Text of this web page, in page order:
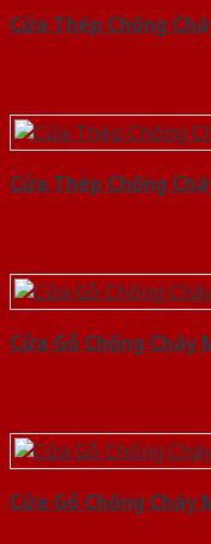
Cửa Thép Chống
Cửa Thép Chống
Cửa Gỗ Chống Cháy
Cửa Gỗ Chống Cháy